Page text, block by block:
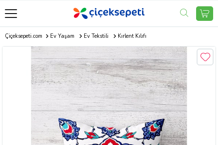
Çiçeksepeti.com Ev Yaşam Ev Tekstili Kırlent Kılıfı